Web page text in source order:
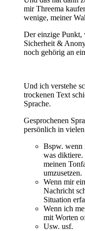
mir Threema
wenige, meiner
Der einzige Punkt,
Sicherheit &
noch gehörig an
Und ich verstehe
trockenen Text
Sprache.
Gesprochenen
persönlich in
Bspw. wenn
was diktiere.
meinen
umzusetzen.
Wenn mir
Nachricht
Situation
Wenn ich
mit Worten
Usw. usf.